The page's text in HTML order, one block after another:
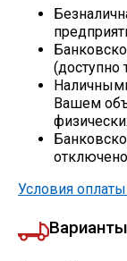
(доступно
Вашем
Условия